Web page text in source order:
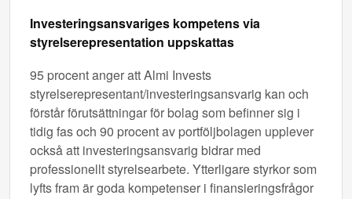
Investeringsansvariges kompetens via
styrelserepresentation uppskattas
95 procent anger att Almi Invests
styrelserepresentant/investeringsansvarig kan och
förstår förutsättningar för bolag som befinner sig i
tidig fas och 90 procent av portföljbolagen upplever
också att investeringsansvarig bidrar med
professionellt styrelsearbete. Ytterligare styrkor som
lyfts fram är goda kompetenser i finansieringsfrågor